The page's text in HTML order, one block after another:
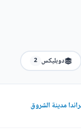
دوبليكس 2